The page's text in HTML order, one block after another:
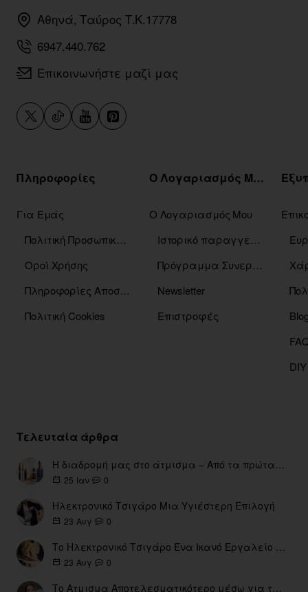
Αθηνά, Ταύρος Τ.Κ.17778
6947.440.762
Επικοινωνήστε μαζί μας
Πληροφορίες
Για Εμάς
Πολιτική Προσωπικών Δεδομένων
Οροί Χρήσης
Πληροφορίες Αποστόλης
Πολιτική Cookies
Ο Λογαριασμός Μου
Ο Λογαριασμός Μου
Ιστορικό παραγγελιών
Πρόγραμμα Συνεργατών
Newsletter
Επιστροφές
Τελευταία άρθρα
Η διαδρομή μας στο άτμισμα – Από τα πρώτα eGo έως τη σύγχρονη εποχή
25 Ιαν 0
Ηλεκτρονικό Τσιγάρο Μια Υγιέστερη Επιλογή
23 Αυγ 0
Το Ηλεκτρονικό Τσιγάρο Ένα Ικανό Εργαλείο για τη Διακοπή του Καπνίσματος
23 Αυγ 0
Το Ατμισμα Αποτελεσματικότερο μέσω για την διακοπή Καπνίσματος